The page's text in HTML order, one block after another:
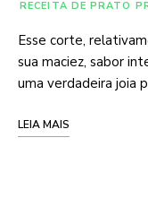
RECEITA DE PRATO
Esse corte,
sua maciez, sabor
uma verdadeira joia
LEIA MAIS